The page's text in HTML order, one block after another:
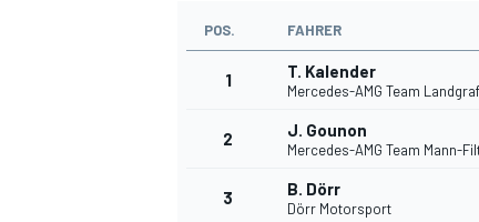
POS. FAHRER
1 T. Kalender
Mercedes-AMG Team Landgraf
2 J. Gounon
Mercedes-AMG Team Mann-
3 B. Dörr
Dörr Motorsport